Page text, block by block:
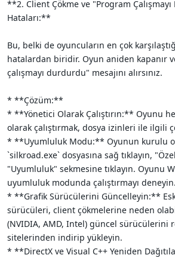
**2. Client Çökme ve "Program
Hataları:**
Bu, belki de oyuncuların en çok
hatalardan biridir. Oyun aniden kapanır
çalışmayı durdurdu" mesajını alırsınız.
* **Çözüm:**
* **Yönetici Olarak Çalıştırın:** Oyunu
olarak çalıştırmak, dosya izinleri ile ilgili
* **Uyumluluk Modu:** Oyunun kurulu
`silkroad.exe` dosyasına sağ tıklayın,
"Uyumluluk" sekmesine tıklayın. Oyunu
uyumluluk modunda çalıştırmayı deneyin.
* **Grafik Sürücülerini Güncelleyin:**
sürücüleri, client çökmelerine neden
(NVIDIA, AMD, Intel) güncel sürücülerini
sitelerinden indirip yükleyin.
* **DirectX ve Visual C++ Yeniden